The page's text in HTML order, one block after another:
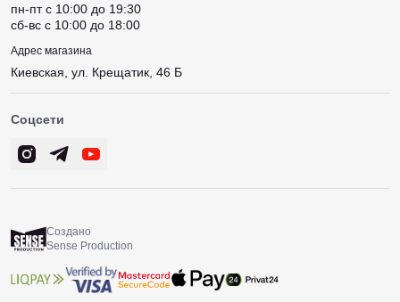
пн-пт c 10:00 до 19:30
сб-вс c 10:00 до 18:00
Адрес магазина
Киевская, ул. Крещатик, 46 Б
Соцсети
Создано
Sense Production